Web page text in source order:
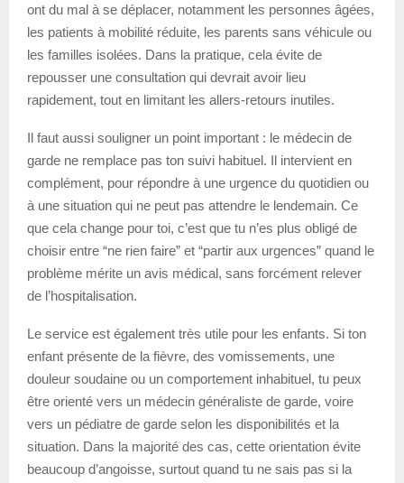
ont du mal à se déplacer, notamment les personnes âgées,
les patients à mobilité réduite, les parents sans véhicule ou
les familles isolées. Dans la pratique, cela évite de
repousser une consultation qui devrait avoir lieu
rapidement, tout en limitant les allers-retours inutiles.
Il faut aussi souligner un point important : le médecin de
garde ne remplace pas ton suivi habituel. Il intervient en
complément, pour répondre à une urgence du quotidien ou
à une situation qui ne peut pas attendre le lendemain. Ce
que cela change pour toi, c’est que tu n’es plus obligé de
choisir entre “ne rien faire” et “partir aux urgences” quand le
problème mérite un avis médical, sans forcément relever
de l’hospitalisation.
Le service est également très utile pour les enfants. Si ton
enfant présente de la fièvre, des vomissements, une
douleur soudaine ou un comportement inhabituel, tu peux
être orienté vers un médecin généraliste de garde, voire
vers un pédiatre de garde selon les disponibilités et la
situation. Dans la majorité des cas, cette orientation évite
beaucoup d’angoisse, surtout quand tu ne sais pas si la